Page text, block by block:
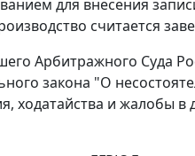
для внесения
считается
Арбитражного Суда
закона "О
ходатайства и жалобы